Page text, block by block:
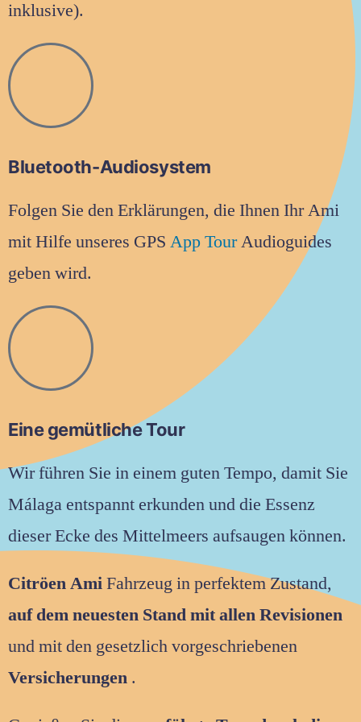
inklusive).
Bluetooth-Audiosystem
Folgen Sie den Erklärungen, die Ihnen Ihr Ami
mit Hilfe unseres GPS App TourAudioguides
geben wird.
Eine gemütliche Tour
Wir führen Sie in einem guten Tempo, damit Sie
Málaga entspannt erkunden und die Essenz
dieser Ecke des Mittelmeers aufsaugen können.
Citröen AmiFahrzeug in perfektem Zustand,
auf dem neuesten Stand mit allen Revisionen
und mit den gesetzlich vorgeschriebenen
Versicherungen .